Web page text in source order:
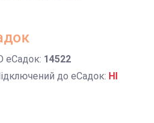
еСадок: 14522
до еСадок: НІ